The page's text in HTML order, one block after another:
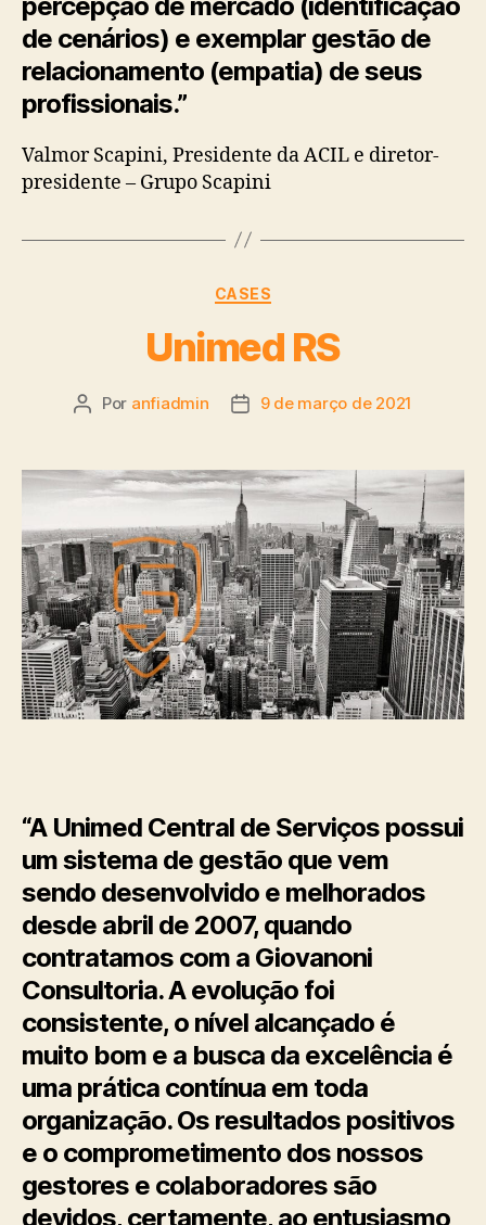
de cenários) e exemplar gestão de
relacionamento (empatia) de seus
profissionais.”
Valmor Scapini, Presidente da ACIL e diretor-
presidente – Grupo Scapini
CASES
Unimed RS
Por anfiadmin 9 de março de 2021
“A Unimed Central de Serviços possui
um sistema de gestão que vem
sendo desenvolvido e melhorados
desde abril de 2007, quando
contratamos com a Giovanoni
Consultoria. A evolução foi
consistente, o nível alcançado é
muito bom e a busca da excelência é
uma prática contínua em toda
organização. Os resultados positivos
e o comprometimento dos nossos
gestores e colaboradores são
devidos, certamente, ao entusiasmo